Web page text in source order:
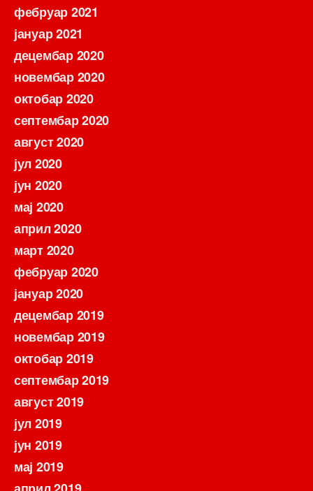
фебруар 2021
јануар 2021
децембар 2020
новембар 2020
октобар 2020
септембар 2020
август 2020
јул 2020
јун 2020
мај 2020
април 2020
март 2020
фебруар 2020
јануар 2020
децембар 2019
новембар 2019
октобар 2019
септембар 2019
август 2019
јул 2019
јун 2019
мај 2019